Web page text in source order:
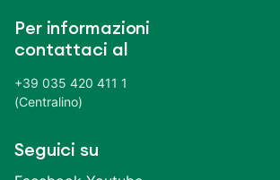
Per informazioni
contattaci al
+39 035 420 411 1
(Centralino)
Seguici su